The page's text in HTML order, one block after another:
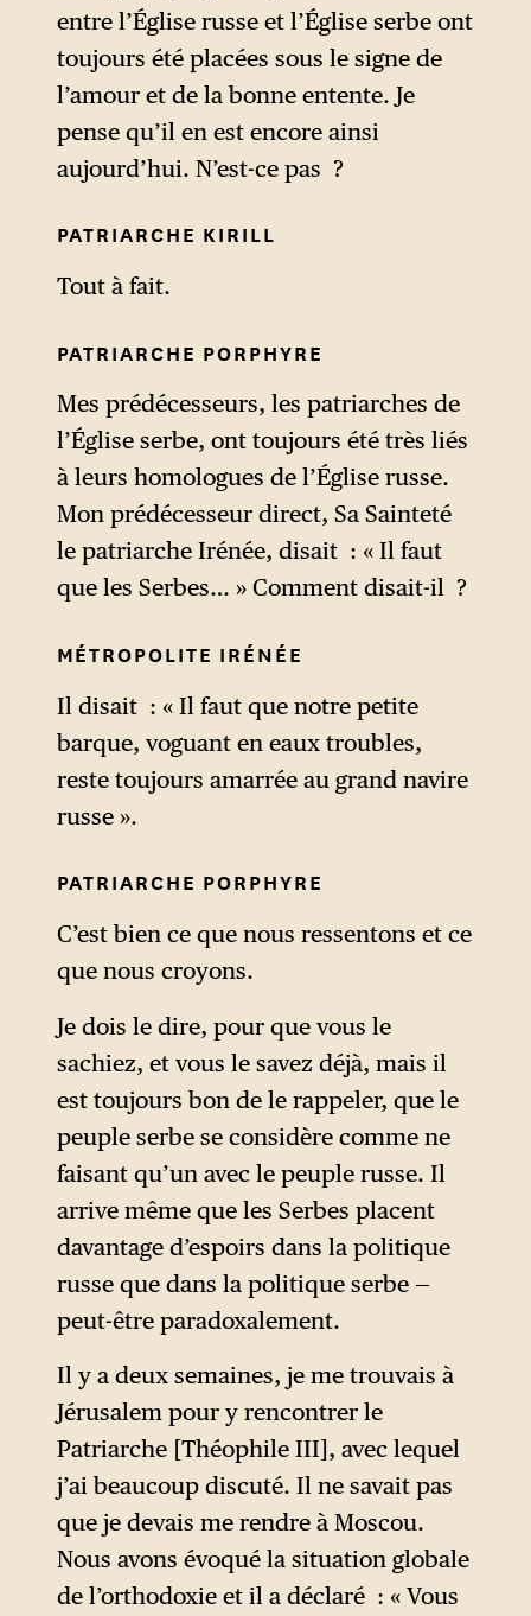
entre l’Église russe et l’Église serbe ont
toujours été placées sous le signe de
l’amour et de la bonne entente. Je
pense qu’il en est encore ainsi
aujourd’hui. N’est-ce pas ?
PATRIARCHE KIRILL
Tout à fait.
PATRIARCHE PORPHYRE
Mes prédécesseurs, les patriarches de
l’Église serbe, ont toujours été très liés
à leurs homologues de l’Église russe.
Mon prédécesseur direct, Sa Sainteté
le patriarche Irénée, disait : « Il faut
que les Serbes… » Comment disait-il ?
MÉTROPOLITE IRÉNÉE
Il disait : « Il faut que notre petite
barque, voguant en eaux troubles,
reste toujours amarrée au grand navire
russe ».
PATRIARCHE PORPHYRE
C’est bien ce que nous ressentons et ce
que nous croyons.
Je dois le dire, pour que vous le
sachiez, et vous le savez déjà, mais il
est toujours bon de le rappeler, que le
peuple serbe se considère comme ne
faisant qu’un avec le peuple russe. Il
arrive même que les Serbes placent
davantage d’espoirs dans la politique
russe que dans la politique serbe —
peut-être paradoxalement.
Il y a deux semaines, je me trouvais à
Jérusalem pour y rencontrer le
Patriarche [Théophile III], avec lequel
j’ai beaucoup discuté. Il ne savait pas
que je devais me rendre à Moscou.
Nous avons évoqué la situation globale
de l’orthodoxie et il a déclaré : « Vous